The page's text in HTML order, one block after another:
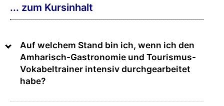
... zum Kursinhalt
Auf welchem Stand bin ich, wenn ich den
Amharisch-Gastronomie und Tourismus-
Vokabeltrainer intensiv durchgearbeitet
habe?